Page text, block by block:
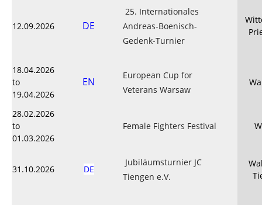
12.09.2026 DE
25. Internationales
Andreas-Boenisch-
Gedenk-Turnier
18.04.2026
to
19.04.2026
EN
European Cup for
Veterans Warsaw
28.02.2026
to
01.03.2026
Female Fighters Festival
31.10.2026 DE
Jubiläumsturnier JC
Tiengen e.V.